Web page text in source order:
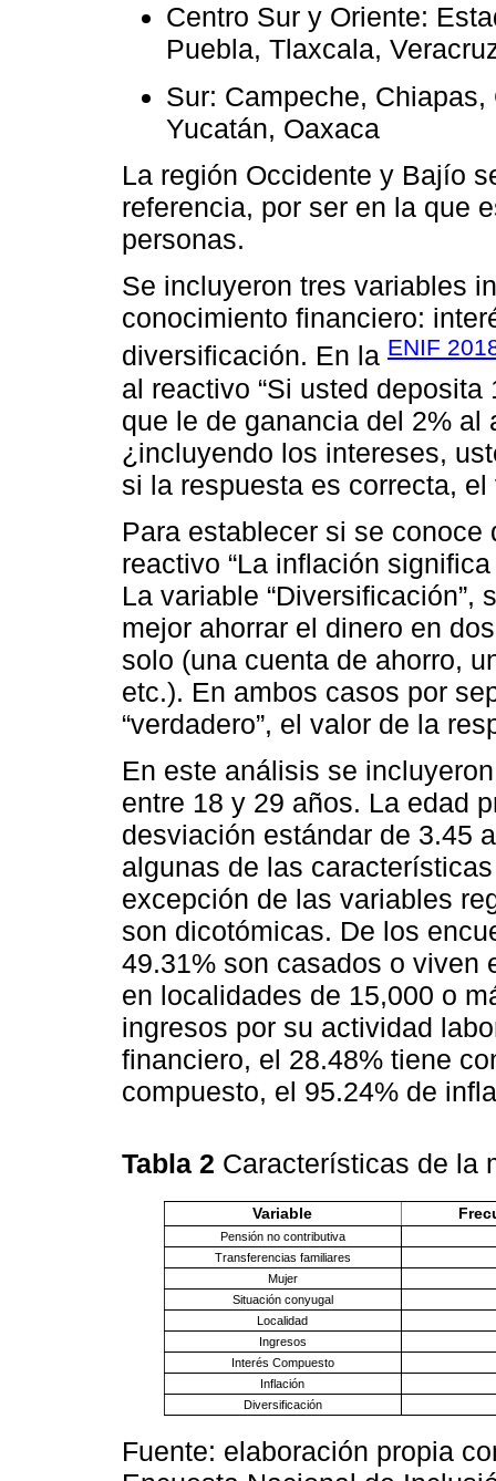
Centro Sur y Oriente:
Puebla, Tlaxcala,
Sur: Campeche,
Yucatán, Oaxaca
La región Occidente y Bajío
referencia, por ser en la que
personas.
Se incluyeron tres variables
conocimiento financiero:
diversificación. En la ENIF
al reactivo “Si usted
que le de ganancia del 2%
¿incluyendo los intereses,
si la respuesta es correcta,
Para establecer si se
reactivo “La inflación
La variable “Diversificación”,
mejor ahorrar el dinero en
solo (una cuenta de ahorro,
etc.). En ambos casos por
“verdadero”, el valor de la
En este análisis se
entre 18 y 29 años. La edad
desviación estándar de 3.45
algunas de las
excepción de las variables
son dicotómicas. De los
49.31% son casados o viven
en localidades de 15,000 o
ingresos por su actividad
financiero, el 28.48% tiene
compuesto, el 95.24% de
Tabla 2 Características de la
Variable
Pensión no contributiva
Transferencias familiares
Mujer
Situación conyugal
Localidad
Ingresos
Interés Compuesto
Inflación
Diversificación
Fuente: elaboración propia